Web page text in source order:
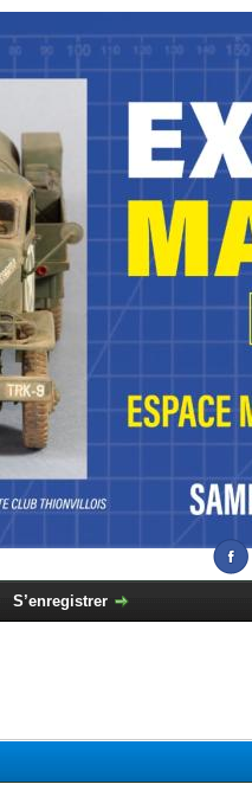
S’enregistrer